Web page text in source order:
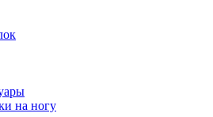
на ногу